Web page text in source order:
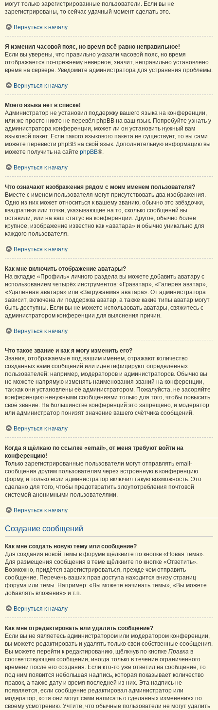
могут только зарегистрированные пользователи. Если вы не
зарегистрированы, то сейчас удачный момент сделать это.
Вернуться к началу
Я изменил часовой пояс, но время всё равно неправильное!
Если вы уверены, что правильно указали часовой пояс, но время
отображается по-прежнему неверное, значит, неправильно установлено
время на сервере. Уведомите администратора для устранения проблемы.
Вернуться к началу
Моего языка нет в списке!
Администратор не установил поддержку вашего языка на конференции,
или же просто никто не перевёл phpBB на ваш язык. Попробуйте узнать у
администратора конференции, может ли он установить нужный вам
языковой пакет. Если такого языкового пакета не существует, то вы сами
можете перевести phpBB на свой язык. Дополнительную информацию вы
можете получить на сайте phpBB®.
Вернуться к началу
Что означают изображения рядом с моим именем пользователя?
Вместе с именем пользователя могут присутствовать два изображения.
Одно из них может относиться к вашему званию, обычно это звёздочки,
квадратики или точки, указывающие на то, сколько сообщений вы
оставили, или на ваш статус на конференции. Другое, обычно более
крупное, изображение известно как «аватара» и обычно уникально для
каждого пользователя.
Вернуться к началу
Как мне включить отображение аватары?
На вкладке «Профиль» личного раздела вы можете добавить аватару с
использованием четырёх инструментов: «Граватар», «Галерея аватар»,
«Удалённая аватара» или «Загружаемая аватара». От администратора
зависит, включена ли поддержка аватар, а также какие типы аватар могут
быть доступны. Если вы не можете использовать аватары, свяжитесь с
администратором конференции для выяснения причин.
Вернуться к началу
Что такое звание и как я могу изменить его?
Звания, отображаемые под вашим именем, отражают количество
созданных вами сообщений или идентифицируют определённых
пользователей: например, модераторов и администраторов. Обычно вы
не можете напрямую изменять наименования званий на конференции,
так как они установлены её администратором. Пожалуйста, не засоряйте
конференцию ненужными сообщениями только для того, чтобы повысить
своё звание. На большинстве конференций это запрещено, и модератор
или администратор понизят значение вашего счётчика сообщений.
Вернуться к началу
Когда я щёлкаю по ссылке «email», от меня требуют войти на
конференцию!
Только зарегистрированные пользователи могут отправлять email-
сообщения другим пользователям через встроенную в конференцию
форму, и только если администратор включил такую возможность. Это
сделано для того, чтобы предотвратить злоупотребления почтовой
системой анонимными пользователями.
Вернуться к началу
Создание сообщений
Как мне создать новую тему или сообщение?
Для создания новой темы в форуме щёлкните по кнопке «Новая тема».
Для размещения сообщения в теме щёлкните по кнопке «Ответить».
Возможно, придётся зарегистрироваться, прежде чем отправить
сообщение. Перечень ваших прав доступа находится внизу страниц
форума или темы. Например: «Вы можете начинать темы», «Вы можете
добавлять вложения» и т.п.
Вернуться к началу
Как мне отредактировать или удалить сообщение?
Если вы не являетесь администратором или модератором конференции,
вы можете редактировать и удалять только свои собственные сообщения.
Вы можете перейти к редактированию, щёлкнув по кнопке Правка в
соответствующем сообщении, иногда только в течение ограниченного
времени после его создания. Если кто-то уже ответил на сообщение, то
под ним появится небольшая надпись, которая показывает количество
правок, а также дату и время последней из них. Эта надпись не
появляется, если сообщение редактировал администратор или
модератор, хотя они могут сами написать о сделанных изменениях по
своему усмотрению. Учтите, что обычные пользователи не могут удалить